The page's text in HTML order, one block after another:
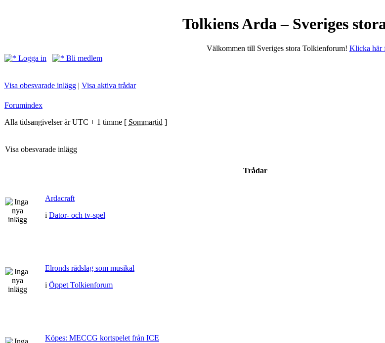
Tolkiens Arda – Sveriges
Välkommen till Sveriges stora Tolkienforum! Klicka här
Logga in
Bli medlem
Visa obesvarade inlägg | Visa aktiva trådar
Forumindex
Alla tidsangivelser är UTC + 1 timme [ Sommartid ]
Visa obesvarade inlägg
Trådar
Ardacraft
i Dator- och tv-spel
Elronds rådslag som musikal
i Öppet Tolkienforum
Köpes: MECCG kortspelet från ICE